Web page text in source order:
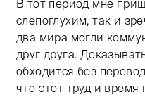
Тифлокомментарий:
В тот период мне
слепоглухим, так и
два мира могли
друг друга.
обходится без
что этот труд и время